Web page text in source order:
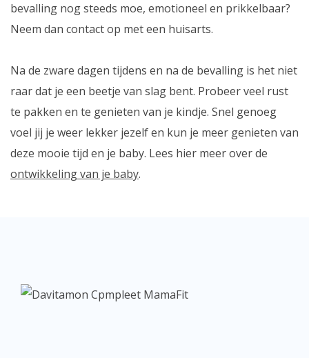
bevalling nog steeds moe, emotioneel en prikkelbaar?
Neem dan contact op met een huisarts.
Na de zware dagen tijdens en na de bevalling is het niet
raar dat je een beetje van slag bent. Probeer veel rust
te pakken en te genieten van je kindje. Snel genoeg
voel jij je weer lekker jezelf en kun je meer genieten van
deze mooie tijd en je baby. Lees hier meer over de
ontwikkeling van je baby.